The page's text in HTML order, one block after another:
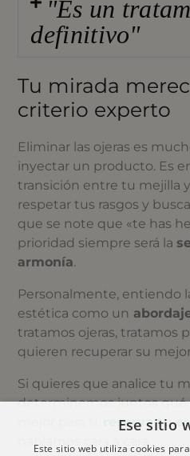
"Es un
definitivo"
Tu mirada
criterio experto
Eliminar las ojeras es
inyectar un producto. Es
transición entre tu mejilla
respetar tus rasgos y
que se note que «te has
prioridad siempre será la
armonía.
Personalmente, entiendo
estética como un
tratamos ojeras, tratamos
quieren recuperar su
Si quieres que analice tu
determinemos juntos
reserva tu
hablamos cara a cara.
Ese sitio
Este sitio web utiliza cookies